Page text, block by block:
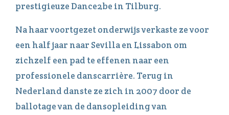
prestigieuze Dance2be in Tilburg.
Na haar voortgezet onderwijs verkaste ze voor
een half jaar naar Sevilla en Lissabon om
zichzelf een pad te effenen naar een
professionele danscarrière. Terug in
Nederland danste ze zich in 2007 door de
ballotage van de dansopleiding van